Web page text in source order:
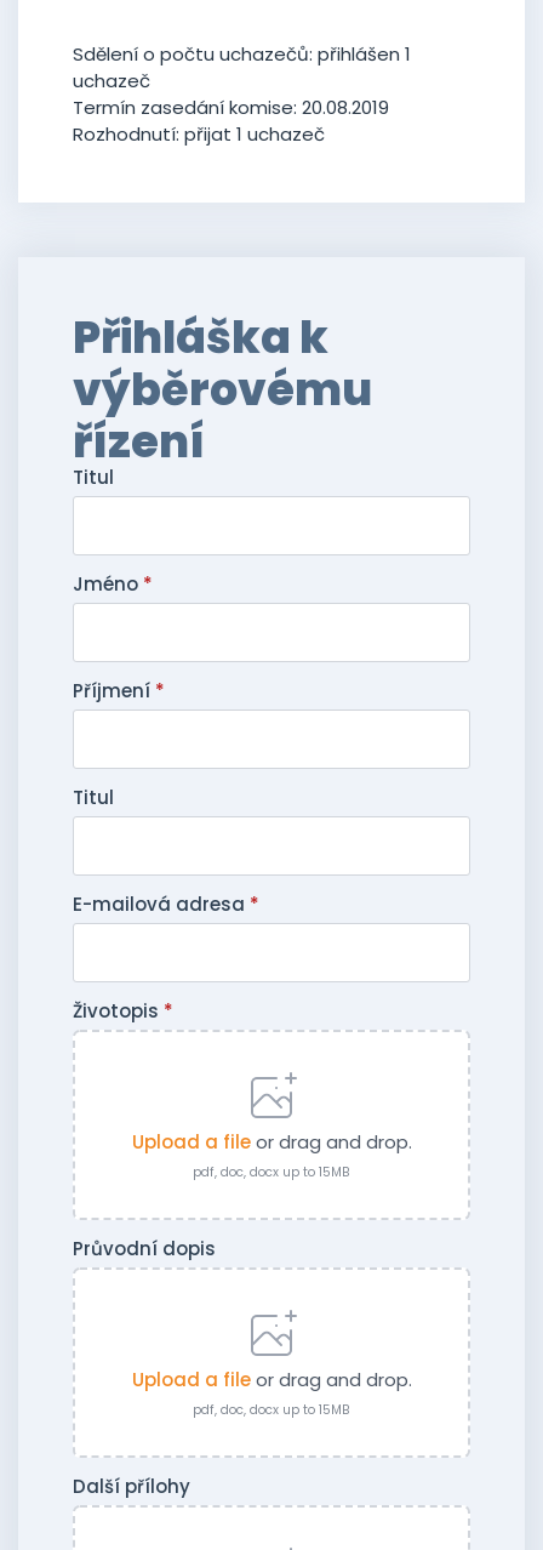
Sdělení o počtu uchazečů: přihlášen 1
uchazeč
Termín zasedání komise: 20.08.2019
Rozhodnutí: přijat 1 uchazeč
Přihláška k
výběrovému
řízení
Titul
Jméno *
Příjmení *
Titul
E-mailová adresa *
Životopis *
Upload a fileor drag and drop.
pdf, doc, docx up to 15MB
Průvodní dopis
Upload a fileor drag and drop.
pdf, doc, docx up to 15MB
Další přílohy